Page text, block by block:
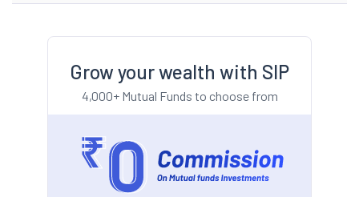
Grow your wealth with SIP
4,000+ Mutual Funds to choose from